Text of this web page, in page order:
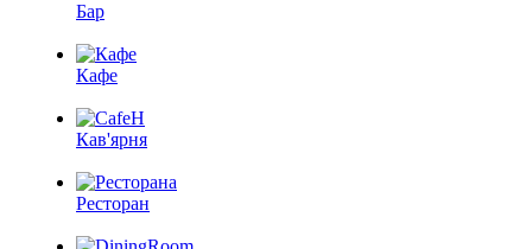
Бар
Кафе
Кав'ярня
Ресторан